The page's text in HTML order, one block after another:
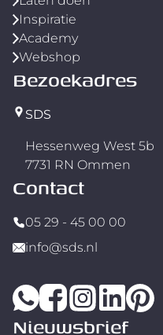
Inspiratie
Academy
Webshop
Bezoekadres
SDS
Hessenweg West 5b
7731 RN Ommen
Contact
05 29 - 45 00 00
info@sds.nl
Nieuwsbrief